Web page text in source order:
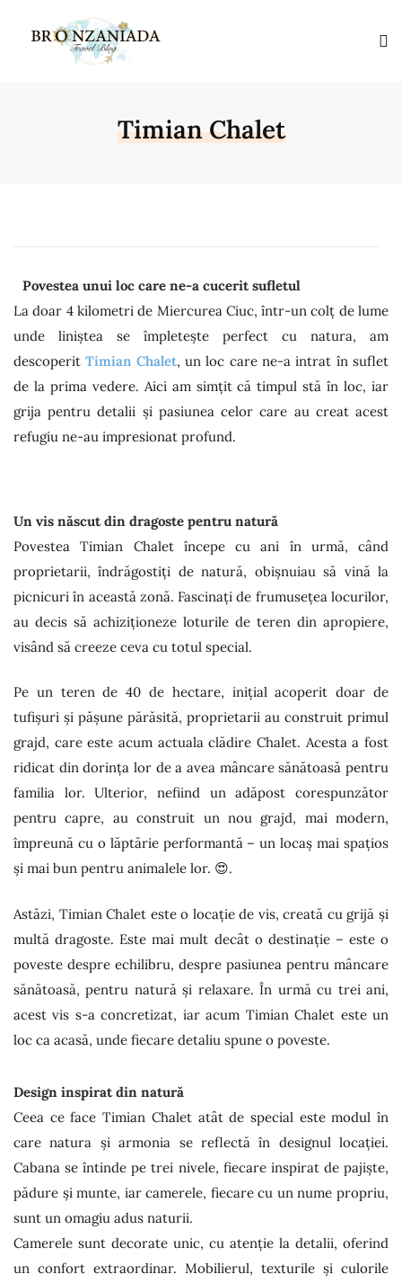
Timian Chalet
Povestea unui loc care ne-a cucerit sufletul
La doar 4 kilometri de Miercurea Ciuc, într-un colț de lume
unde liniștea se împletește perfect cu natura, am
descoperitTimian Chalet, un loc care ne-a intrat în suflet
de la prima vedere. Aici am simțit că timpul stă în loc, iar
grija pentru detalii și pasiunea celor care au creat acest
refugiu ne-au impresionat profund.
Un vis născut din dragoste pentru natură
Povestea Timian Chalet începe cu ani în urmă, când
proprietarii, îndrăgostiți de natură, obișnuiau să vină la
picnicuri în această zonă. Fascinați de frumusețea locurilor,
au decis să achiziționeze loturile de teren din apropiere,
visând să creeze ceva cu totul special.
Pe un teren de 40 de hectare, inițial acoperit doar de
tufișuri și pășune părăsită, proprietarii au construit primul
grajd, care este acum actuala clădire Chalet. Acesta a fost
ridicat din dorința lor de a avea mâncare sănătoasă pentru
familia lor. Ulterior, nefiind un adăpost corespunzător
pentru capre, au construit un nou grajd, mai modern,
împreună cu o lăptărie performantă – un locaș mai spațios
și mai bun pentru animalele lor. 😍.
Astăzi, Timian Chalet este o locație de vis, creată cu grijă și
multă dragoste. Este mai mult decât o destinație – este o
poveste despre echilibru, despre pasiunea pentru mâncare
sănătoasă, pentru natură și relaxare. În urmă cu trei ani,
acest vis s-a concretizat, iar acum Timian Chalet este un
loc ca acasă, unde fiecare detaliu spune o poveste.
Design inspirat din natură
Ceea ce face Timian Chalet atât de special este modul în
care natura și armonia se reflectă în designul locației.
Cabana se întinde pe trei nivele, fiecare inspirat de pajiște,
pădure și munte, iar camerele, fiecare cu un nume propriu,
sunt un omagiu adus naturii.
Camerele sunt decorate unic, cu atenție la detalii, oferind
un confort extraordinar. Mobilierul, texturile și culorile